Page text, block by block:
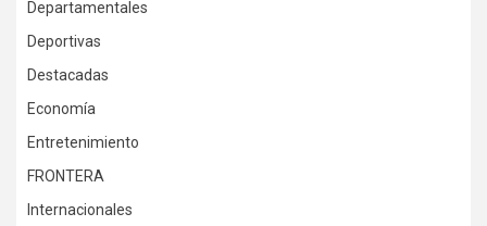
Departamentales
Deportivas
Destacadas
Economía
Entretenimiento
FRONTERA
Internacionales